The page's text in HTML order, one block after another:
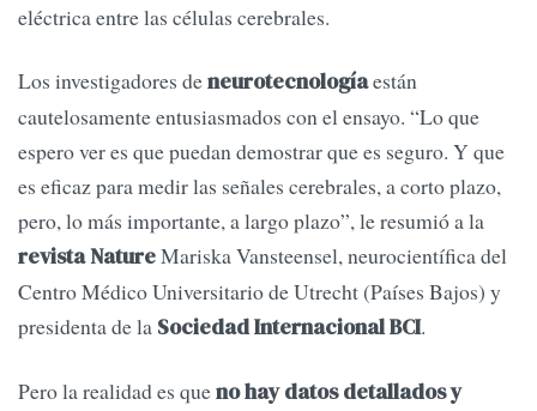
eléctrica entre las células cerebrales.
Los investigadores deneurotecnologíaestán
cautelosamente entusiasmados con el ensayo. “Lo que
espero ver es que puedan demostrar que es seguro. Y que
es eficaz para medir las señales cerebrales, a corto plazo,
pero, lo más importante, a largo plazo”, le resumió a la
revista NatureMariska Vansteensel, neurocientífica del
Centro Médico Universitario de Utrecht (Países Bajos) y
presidenta de la Sociedad Internacional BCI.
Pero la realidad es queno hay datos detallados y